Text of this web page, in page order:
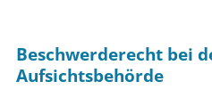
Beschwerde­recht bei
Aufsichts­behörde